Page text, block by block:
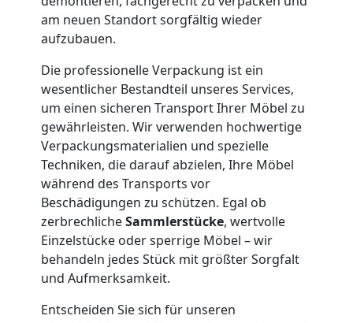
am neuen Standort sorgfältig wieder
aufzubauen.
Die professionelle Verpackung ist ein
wesentlicher Bestandteil unseres Services,
um einen sicheren Transport Ihrer Möbel zu
gewährleisten. Wir verwenden hochwertige
Verpackungsmaterialien und spezielle
Techniken, die darauf abzielen, Ihre Möbel
während des Transports vor
Beschädigungen zu schützen. Egal ob
zerbrechlicheSammlerstücke, wertvolle
Einzelstücke oder sperrige Möbel – wir
behandeln jedes Stück mit größter Sorgfalt
und Aufmerksamkeit.
Entscheiden Sie sich für unseren
und
Lagerung
Leonding
Full-
Service-
Umzug
Leonding